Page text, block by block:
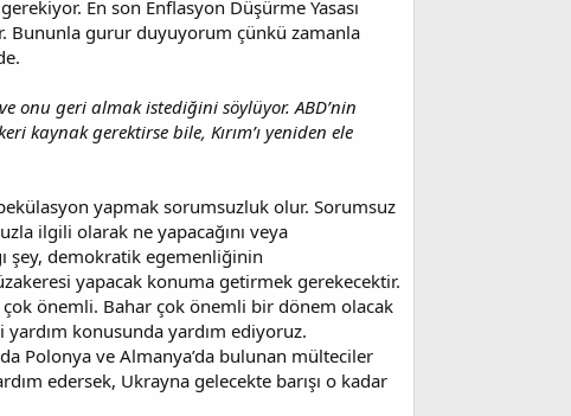
En son Enflasyon Düşürme Yasası
Bununla gurur duyuyorum çünkü zamanla
onu geri almak istediğini söylüyor. ABD’nin
kaynak gerektirse bile, Kırım’ı yeniden ele
yapmak sorumsuzluk olur. Sorumsuz
ilgili olarak ne yapacağını veya
şey, demokratik egemenliğinin
yapacak konuma getirmek gerekecektir.
çok önemli. Bahar çok önemli bir dönem olacak
konusunda yardım ediyoruz.
Polonya ve Almanya’da bulunan mülteciler
edersek, Ukrayna gelecekte barışı o kadar